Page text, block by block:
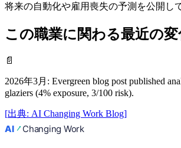
将来の自動化や雇用喪失の予測を公開し
この職業に関わる最近の変
📄
2026年3月 : Evergreen blog post published
glaziers (4% exposure, 3/100 risk).
[出典: AI Changing Work Blog]